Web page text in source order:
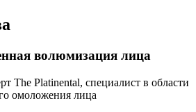
волюмизация лица
The Platinental, специалист в области
омоложения лица